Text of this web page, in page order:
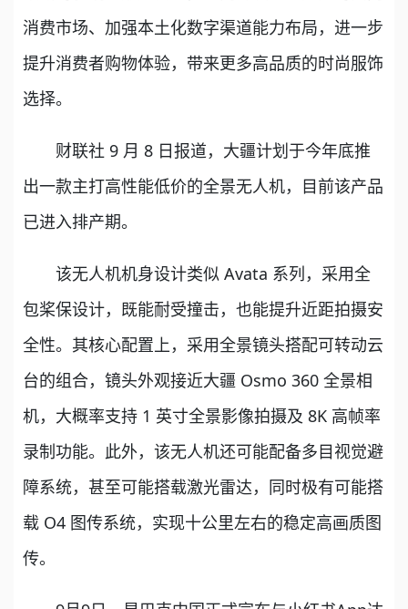
消费市场、加强本土化数字渠道能力布局，进一步
提升消费者购物体验，带来更多高品质的时尚服饰
选择。
财联社 9 月 8 日报道，大疆计划于今年底推
出一款主打高性能低价的全景无人机，目前该产品
已进入排产期。
该无人机机身设计类似 Avata 系列，采用全
包桨保设计，既能耐受撞击，也能提升近距拍摄安
全性。其核心配置上，采用全景镜头搭配可转动云
台的组合，镜头外观接近大疆 Osmo 360 全景相
机，大概率支持 1 英寸全景影像拍摄及 8K 高帧率
录制功能。此外，该无人机还可能配备多目视觉避
障系统，甚至可能搭载激光雷达，同时极有可能搭
载 O4 图传系统，实现十公里左右的稳定高画质图
传。